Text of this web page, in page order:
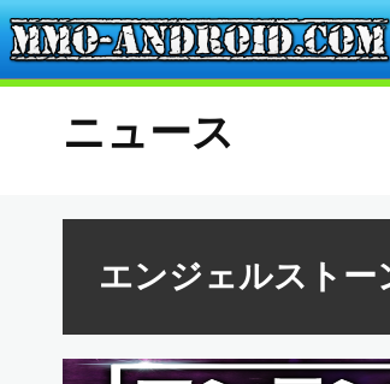
ニュース
エンジェルストー